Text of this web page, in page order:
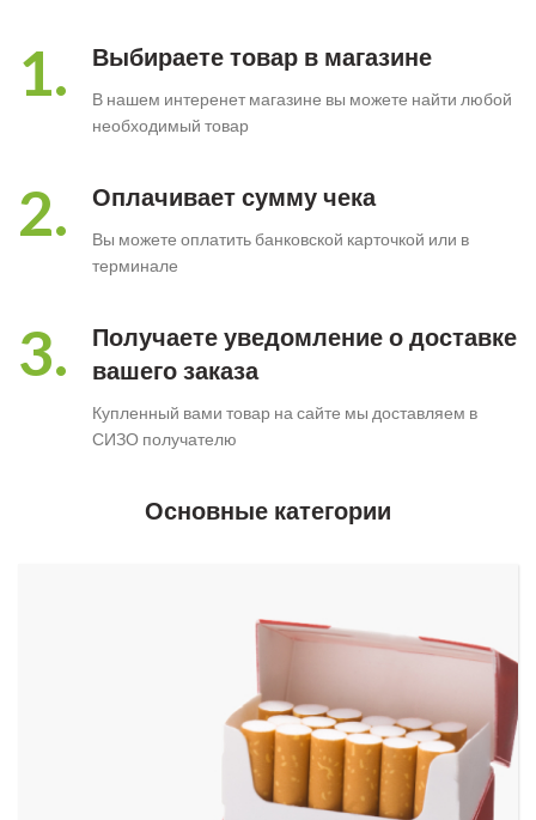
1. Выбираете товар в магазине
В нашем интеренет магазине вы можете найти любой
необходимый товар
2. Оплачивает сумму чека
Вы можете оплатить банковской карточкой или в
терминале
3.
Получаете уведомление о доставке
вашего заказа
Купленный вами товар на сайте мы доставляем в
СИЗО получателю
Основные категории